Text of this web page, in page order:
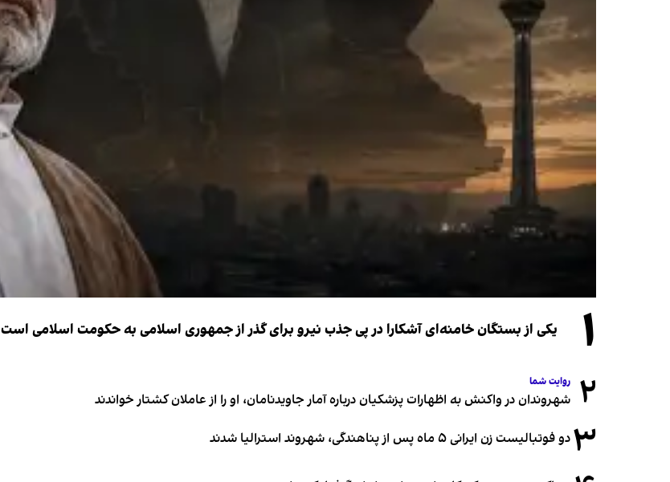
۱ یکی از بستگان خامنه‌ای آشکارا در پی جذب نیرو برای گذر از جمهوری اسلامی به حکومت اسلامی است
۲ روایت شما
شهروندان در واکنش به اظهارات پزشکیان درباره آمار جاویدنامان، او را از عاملان کشتار خواندند
۳دو فوتبالیست زن ایرانی ۵ ماه پس از پناهندگی، شهروند استرالیا شدند